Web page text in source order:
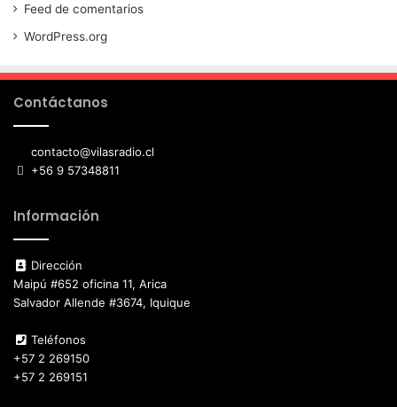
Feed de comentarios
WordPress.org
Contáctanos
contacto@vilasradio.cl
+56 9 57348811
Información
Dirección
Maipú #652 oficina 11, Arica
Salvador Allende #3674, Iquique
Teléfonos
+57 2 269150
+57 2 269151